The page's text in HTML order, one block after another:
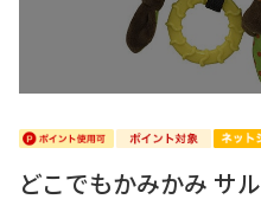
どこでもかみかみ サル